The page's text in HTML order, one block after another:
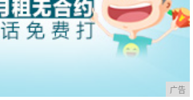
广告